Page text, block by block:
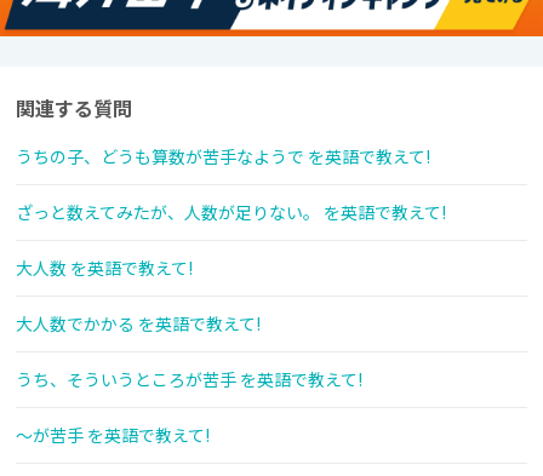
関連する質問
うちの子、どうも算数が苦手なようで を英語で教えて!
ざっと数えてみたが、人数が足りない。 を英語で教えて!
大人数 を英語で教えて!
大人数でかかる を英語で教えて!
うち、そういうところが苦手 を英語で教えて!
〜が苦手 を英語で教えて!